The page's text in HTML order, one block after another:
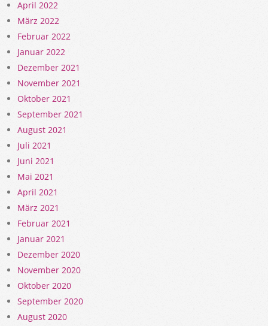
April 2022
März 2022
Februar 2022
Januar 2022
Dezember 2021
November 2021
Oktober 2021
September 2021
August 2021
Juli 2021
Juni 2021
Mai 2021
April 2021
März 2021
Februar 2021
Januar 2021
Dezember 2020
November 2020
Oktober 2020
September 2020
August 2020